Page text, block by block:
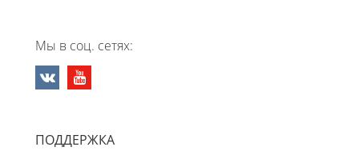
Мы в соц. сетях:
ПОДДЕРЖКА